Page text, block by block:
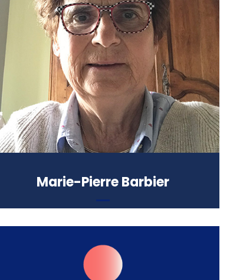
Marie-Pierre Barbier
Formation :
Maitrise de philosophie (Université
de Fribourg), Master en école de
commerce (EM Lyon Business
School)